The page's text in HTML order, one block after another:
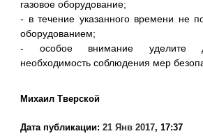
газовое оборудование;
- в течение указанного времени не
оборудованием;
- особое внимание уделите
необходимость соблюдения мер
Михаил Тверской
Дата публикации: 21 Янв 2017, 17:37